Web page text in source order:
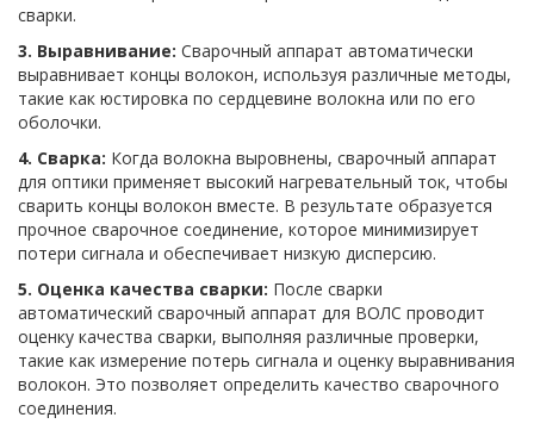
сварки.
3. Выравнивание: Сварочный аппарат автоматически
выравнивает концы волокон, используя различные методы,
такие как юстировка по сердцевине волокна или по его
оболочки.
4. Сварка: Когда волокна выровнены, сварочный аппарат
для оптики применяет высокий нагревательный ток, чтобы
сварить концы волокон вместе. В результате образуется
прочное сварочное соединение, которое минимизирует
потери сигнала и обеспечивает низкую дисперсию.
5. Оценка качества сварки: После сварки
автоматический сварочный аппарат для ВОЛС проводит
оценку качества сварки, выполняя различные проверки,
такие как измерение потерь сигнала и оценку выравнивания
волокон. Это позволяет определить качество сварочного
соединения.